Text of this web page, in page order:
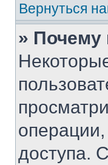
Вернуться
»
доступа.